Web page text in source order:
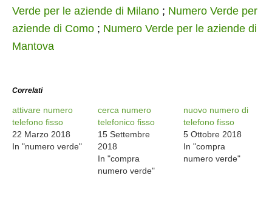
Verde per le aziende di Milano ; Numero Verde per
aziende di Como ; Numero Verde per le aziende di
Mantova
Correlati
attivare numero
telefono fisso
22 Marzo 2018
In "numero verde"
cerca numero
telefonico fisso
15 Settembre
2018
In "compra
numero verde"
nuovo numero di
telefono fisso
5 Ottobre 2018
In "compra
numero verde"